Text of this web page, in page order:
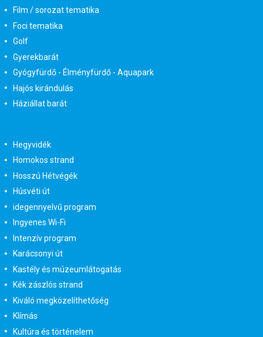
Film / sorozat tematika
Foci tematika
Golf
Gyerekbarát
Gyógyfürdő - Élményfürdő - Aquapark
Hajós kirándulás
Háziállat barát
Hegyvidék
Homokos strand
Hosszú Hétvégék
Húsvéti út
idegennyelvű program
Ingyenes Wi-Fi
Intenzív program
Karácsonyi út
Kastély és múzeumlátogatás
Kék zászlós strand
Kiváló megközelíthetőség
Klímás
Kultúra és történelem